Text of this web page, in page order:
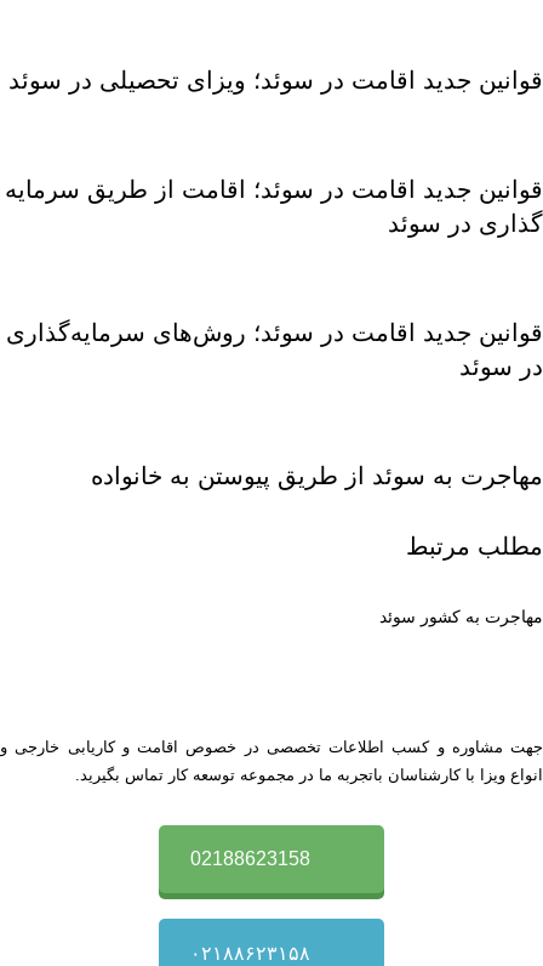
قوانین جدید اقامت در سوئد؛ ویزای تحصیلی در سوئد
قوانین جدید اقامت در سوئد؛ اقامت از طریق سرمایه
گذاری در سوئد
قوانین جدید اقامت در سوئد؛ روش‌های سرمایه‌گذاری
در سوئد
مهاجرت به سوئد از طریق پیوستن به خانواده
مطلب مرتبط
مهاجرت به کشور سوئد
جهت مشاوره و کسب اطلاعات تخصصی در خصوص اقامت و کاریابی خارجی و
انواع ویزا با کارشناسان باتجربه ما در مجموعه توسعه کار تماس بگیرید.
02188623158
۰۲۱۸۸۶۲۳۱۵۸